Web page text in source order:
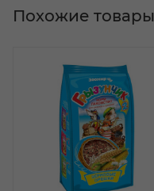
Похожие товары